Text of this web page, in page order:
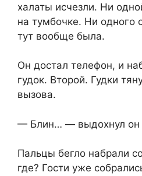
халаты исчезли. Ни
на тумбочке. Ни одного
тут вообще была.
Он достал телефон, и
гудок. Второй. Гудки
вызова.
— Блин… — выдохнул он
Пальцы бегло набрали
где? Гости уже